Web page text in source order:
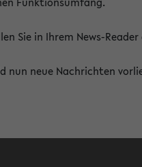
Sie in Ihrem News-
nun neue Nachrichten